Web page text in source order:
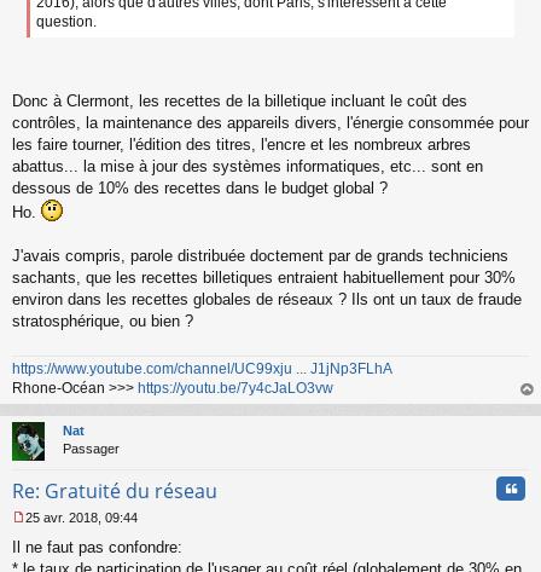
question.
Donc à Clermont, les recettes de la billetique incluant le coût des
contrôles, la maintenance des appareils divers, l'énergie consommée pour
les faire tourner, l'édition des titres, l'encre et les nombreux arbres
abattus... la mise à jour des systèmes informatiques, etc... sont en
dessous de 10% des recettes dans le budget global ?
Ho.
J'avais compris, parole distribuée doctement par de grands techniciens
sachants, que les recettes billetiques entraient habituellement pour 30%
environ dans les recettes globales de réseaux ? Ils ont un taux de fraude
stratosphérique, ou bien ?
https://www.youtube.com/channel/UC99xju ... J1jNp3FLhA
Rhone-Océan >>> https://youtu.be/7y4cJaLO3vw
au
Nat
Passager
Re: Gratuité du réseau
e
s
25 avr. 2018, 09:44
Il ne faut pas confondre: